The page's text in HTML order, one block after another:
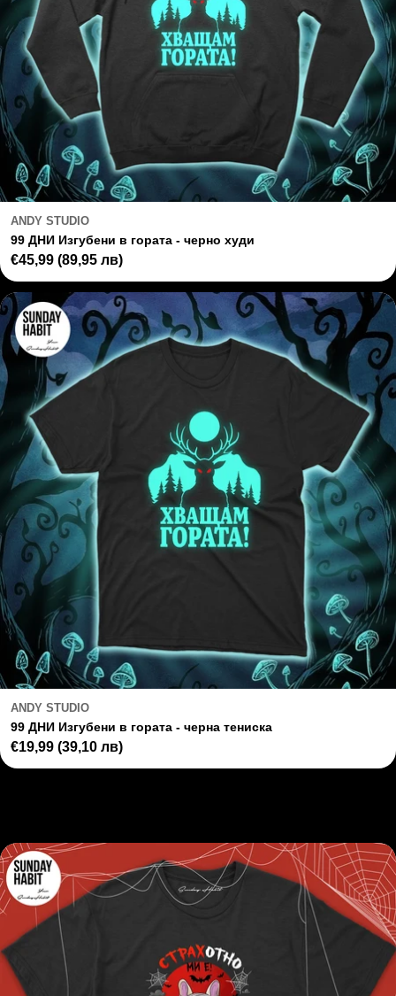
ANDY STUDIO
99 ДНИ Изгубени в гората - черно худи
Regular
price
€45,99 (89,95 лв)
ANDY STUDIO
99 ДНИ Изгубени в гората - черна тениска
Regular
price
€19,99 (39,10 лв)